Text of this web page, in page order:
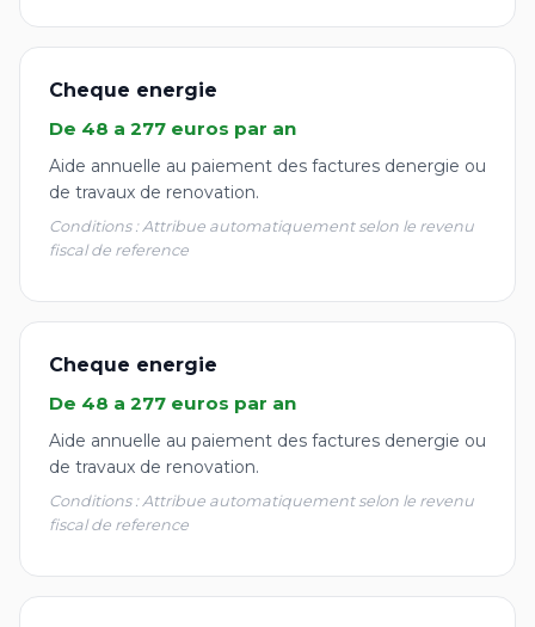
Cheque energie
De 48 a 277 euros par an
Aide annuelle au paiement des factures denergie ou
de travaux de renovation.
Conditions : Attribue automatiquement selon le revenu
fiscal de reference
Cheque energie
De 48 a 277 euros par an
Aide annuelle au paiement des factures denergie ou
de travaux de renovation.
Conditions : Attribue automatiquement selon le revenu
fiscal de reference